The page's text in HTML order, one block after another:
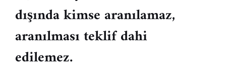
dışında kimse aranılamaz,
aranılması teklif dahi
edilemez.